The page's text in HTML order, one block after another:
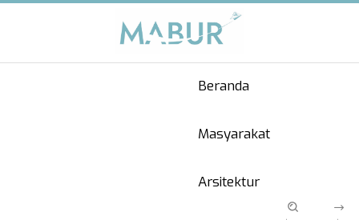
Beranda
Masyarakat
Arsitektur